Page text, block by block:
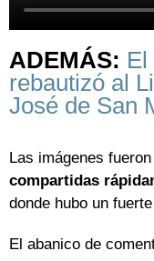
ADEMÁS: El
rebautizó al
José de San
Las imágenes
compartidas
donde hubo un
El abanico de